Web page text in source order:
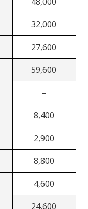
32,000
27,600
59,600
–
8,400
2,900
8,800
4,600
24,600